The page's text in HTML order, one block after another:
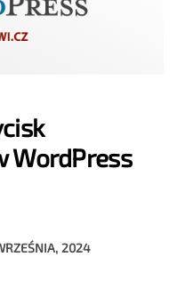
WordPress
2024